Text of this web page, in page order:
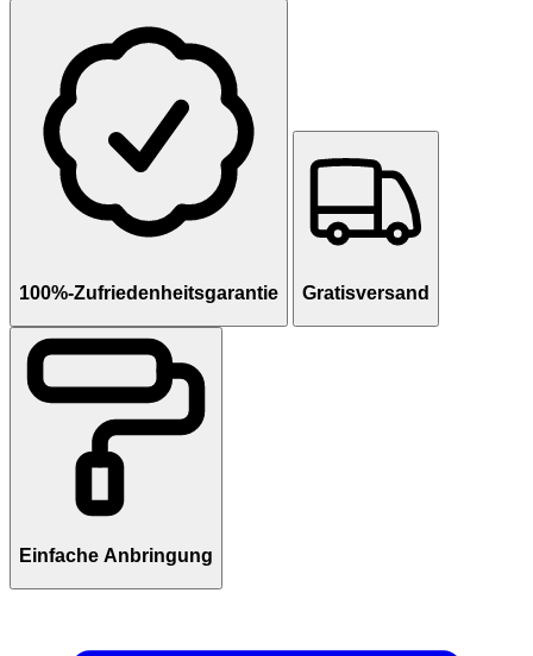
100%-Zufriedenheitsgarantie Gratisversand
Einfache Anbringung